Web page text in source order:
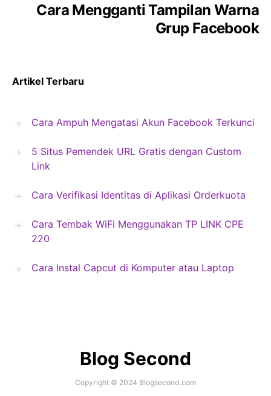
Cara Mengganti Tampilan Warna
Grup Facebook
Artikel Terbaru
Cara Ampuh Mengatasi Akun Facebook Terkunci
5 Situs Pemendek URL Gratis dengan Custom
Link
Cara Verifikasi Identitas di Aplikasi Orderkuota
Cara Tembak WiFi Menggunakan TP LINK CPE
220
Cara Instal Capcut di Komputer atau Laptop
Blog Second
Copyright © 2024 Blogsecond.com